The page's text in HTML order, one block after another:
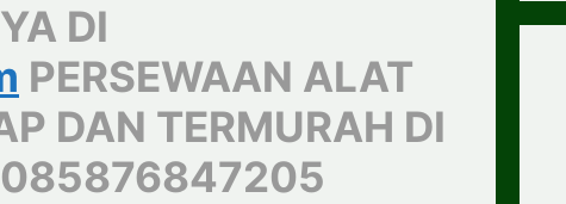
DI
PERSEWAAN ALAT
DAN TERMURAH DI